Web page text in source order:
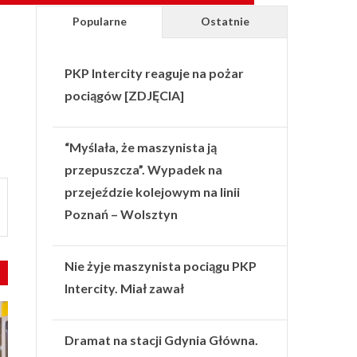
Popularne Ostatnie
PKP Intercity reaguje na pożar
pociągów [ZDJĘCIA]
“Myślała, że maszynista ją
przepuszcza”. Wypadek na
przejeździe kolejowym na linii
Poznań – Wolsztyn
Nie żyje maszynista pociągu PKP
Intercity. Miał zawał
Dramat na stacji Gdynia Główna.